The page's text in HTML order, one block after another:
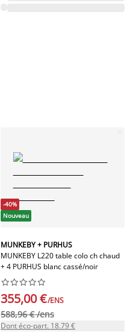
-40%
Nouveau
MUNKEBY + PURHUS
MUNKEBY L220 table colo ch chaud
+ 4 PURHUS blanc cassé/noir






355,00 €/ENS
588,96 € /ens
Dont éco-part. 18.79 €